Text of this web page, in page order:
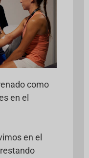
como
en el
en el